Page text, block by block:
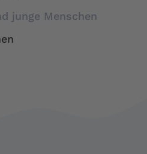
junge Menschen